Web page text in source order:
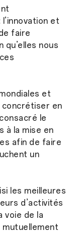
et
faire
nous
et
concrétiser en
le
à la mise en
afin de faire
un
les meilleures
d’activités
voie de la